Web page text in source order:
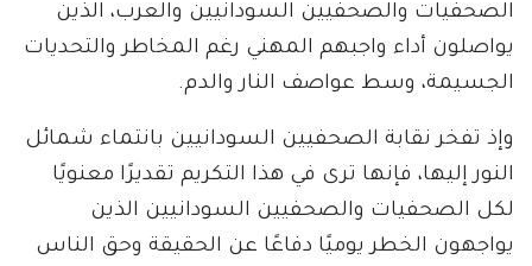
الصحفيات والصحفيين السودانيين والعرب، الذين
يواصلون أداء واجبهم المهني رغم المخاطر والتحديات
الجسيمة، وسط عواصف النار والدم.
وإذ تفخر نقابة الصحفيين السودانيين بانتماء شمائل
النور إليها، فإنها ترى في هذا التكريم تقديرًا معنويًا
لكل الصحفيات والصحفيين السودانيين الذين
يواجهون الخطر يوميًا دفاعًا عن الحقيقة وحق الناس